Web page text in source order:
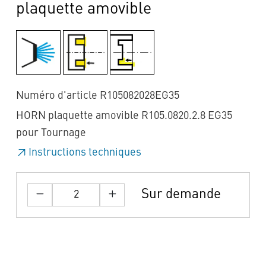
plaquette amovible
Numéro d'article R105082028EG35
HORN plaquette amovible R105.0820.2.8 EG35
pour Tournage
Instructions techniques
Sur demande